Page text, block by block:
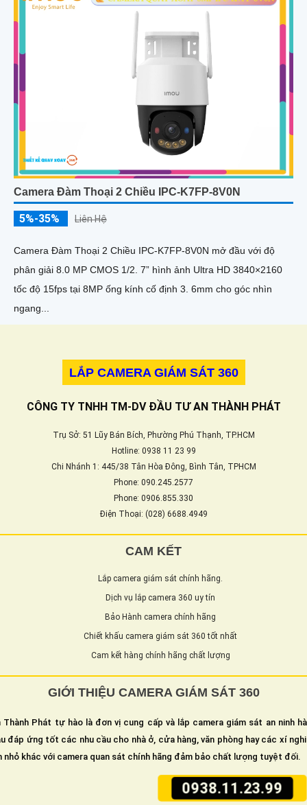
0938.11.23.99
Camera Đàm Thoại 2 Chiều IPC-K7FP-8V0N
5%-35% Liên Hệ
Camera Đàm Thoại 2 Chiều IPC-K7FP-8V0N mở đầu với độ
phân giải 8.0 MP CMOS 1/2. 7” hình ảnh Ultra HD 3840×2160
tốc độ 15fps tại 8MP ống kính cố định 3. 6mm cho góc nhìn
ngang...
LẮP CAMERA GIÁM SÁT 360
CÔNG TY TNHH TM-DV ĐẦU TƯ AN THÀNH PHÁT
Trụ Sở: 51 Lũy Bán Bích, Phường Phú Thạnh, TP.HCM
Hotline: 0938 11 23 99
Chi Nhánh 1: 445/38 Tân Hòa Đông, Bình Tân, TPHCM
Phone: 090.245.2577
Phone: 0906.855.330
Điện Thoại: (028) 6688.4949
CAM KẾT
Lắp camera giám sát chính hãng.
Dịch vụ lắp camera 360 uy tín
Bảo Hành camera chính hãng
Chiết khấu camera giám sát 360 tốt nhất
Cam kết hàng chính hãng chất lượng
GIỚI THIỆU CAMERA GIÁM SÁT 360
Thành Phát tự hào là đơn vị cung cấp và lắp camera giám sát an ninh
đáp ứng tốt các nhu cầu cho nhà ở, cửa hàng, văn phòng hay các xí
nhỏ khác với camera quan sát chính hãng đảm bảo chất lượng tuyệt đối.